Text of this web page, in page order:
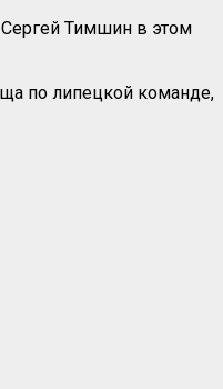
Тимшин в этом
по липецкой команде,